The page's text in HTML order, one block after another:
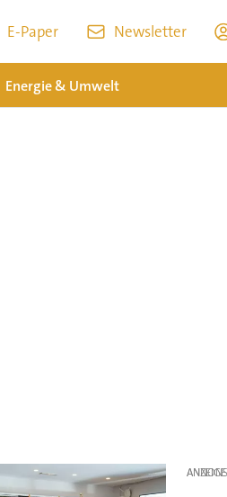
E-Paper Newsletter
Energie & Umwelt
ANZEIGE